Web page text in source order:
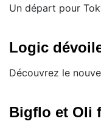
Un départ pour
Logic
Découvrez le
Bigflo et Oli